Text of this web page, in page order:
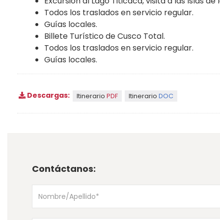
Todos los traslados en servicio regular.
Guías locales.
Billete Turístico de Cusco Total.
Todos los traslados en servicio regular.
Guías locales.
Descargas: Itinerario PDF Itinerario DOC
Contáctanos: